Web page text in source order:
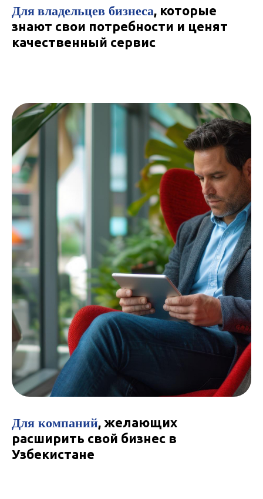
Длявладельцев бизнеса, которые
знают свои потребности и ценят
качественный сервис
Для компаний, желающих
расширить свой бизнес в
Узбекистане